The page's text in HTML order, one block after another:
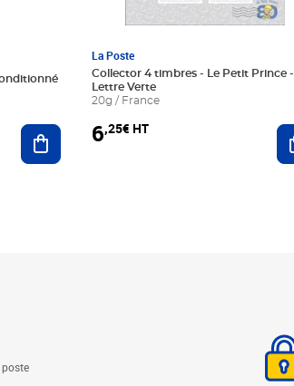
Ajouter au panier
La Poste
Collector 4 timbres - Le Petit Prince -
Lettre Verte
20g / France
6,25€ HT